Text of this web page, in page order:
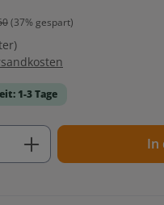
(37% gespart)
1-3 Tage
den In